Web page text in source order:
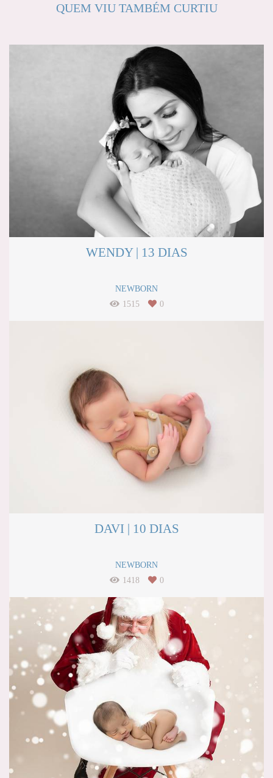
QUEM VIU TAMBÉM CURTIU
WENDY | 13 DIAS
NEWBORN
1515
0
DAVI | 10 DIAS
NEWBORN
1418
0